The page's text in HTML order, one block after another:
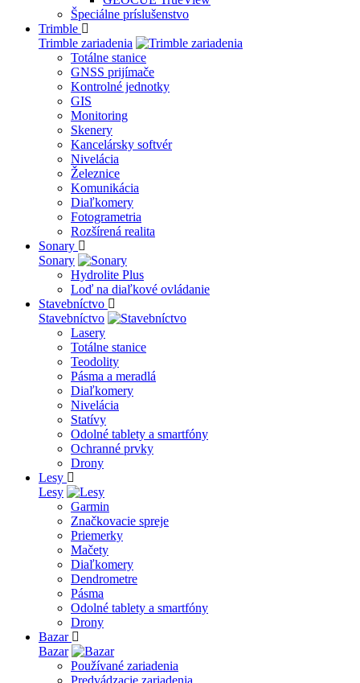
Špeciálne príslušenstvo
Trimble
Trimble zariadenia
Totálne stanice
GNSS prijímače
Kontrolné jednotky
GIS
Monitoring
Skenery
Kancelársky softvér
Nivelácia
Železnice
Komunikácia
Diaľkomery
Fotogrametria
Rozšírená realita
Sonary
Sonary
Hydrolite Plus
Loď na diaľkové ovládanie
Stavebníctvo
Stavebníctvo
Lasery
Totálne stanice
Teodolity
Pásma a meradlá
Diaľkomery
Nivelácia
Statívy
Odolné tablety a smartfóny
Ochranné prvky
Drony
Lesy
Lesy
Garmin
Značkovacie spreje
Priemerky
Mačety
Diaľkomery
Dendrometre
Pásma
Odolné tablety a smartfóny
Drony
Bazar
Bazar
Používané zariadenia
Predvádzacie zariadenia